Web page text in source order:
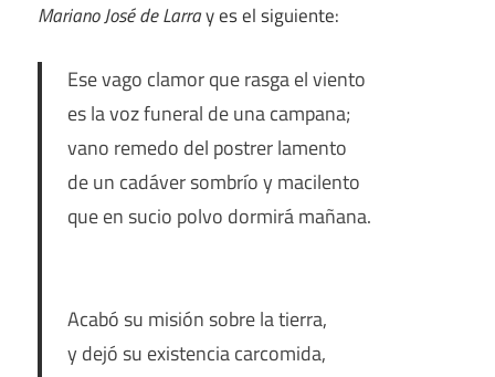
Mariano José de Larray es el siguiente:
Ese vago clamor que rasga el viento
es la voz funeral de una campana;
vano remedo del postrer lamento
de un cadáver sombrío y macilento
que en sucio polvo dormirá mañana.
Acabó su misión sobre la tierra,
y dejó su existencia carcomida,